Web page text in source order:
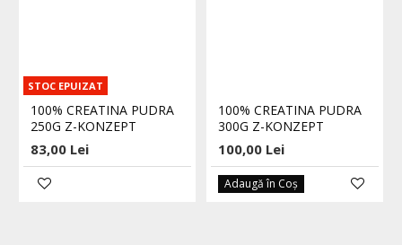
STOC EPUIZAT
100% CREATINA PUDRA
250G Z-KONZEPT
83,00 Lei
100% CREATINA PUDRA
300G Z-KONZEPT
100,00 Lei
Adaugă în Coş